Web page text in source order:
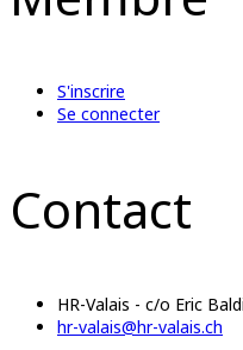
S'inscrire
Se connecter
Contact
HR-Valais - c/o Eric
hr-valais@hr-valais.ch